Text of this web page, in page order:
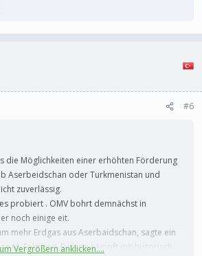
#6
die Möglichkeiten einer erhöhten Förderung
Aserbeidschan oder Turkmenistan und
zuverlässig.
probiert . OMV bohrt demnächst in
noch einige eit.
mehr Erdgas aus Aserbaidschan, sagte ein
(4. Februar). Europa kämpft mit historisch
Vergrößern anklicken....